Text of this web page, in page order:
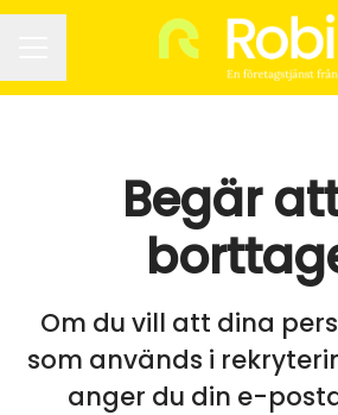
Begär
Om du vill att dina
som används i
anger du din e-